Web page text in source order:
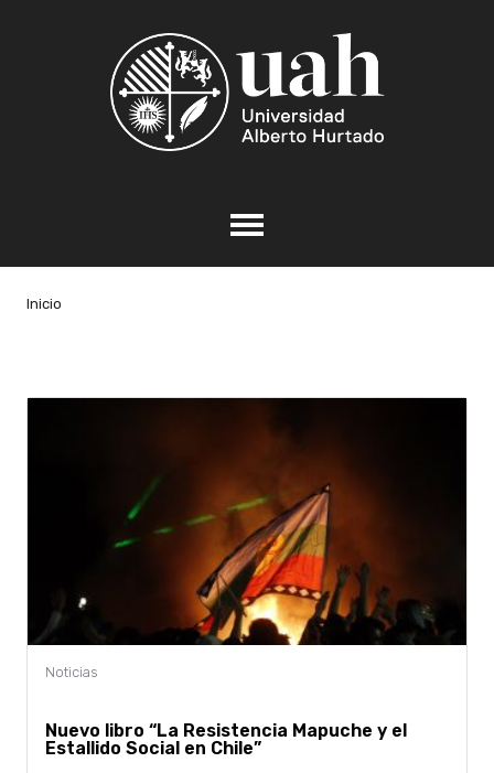
Inicio
Nuevo libro “La Resistencia Mapuche y el
Estallido Social en Chile”